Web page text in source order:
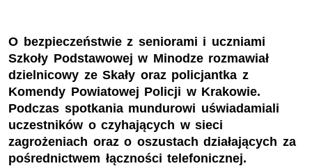
O bezpieczeństwie z seniorami i uczniami
Szkoły Podstawowej w Minodze rozmawiał
dzielnicowy ze Skały oraz policjantka z
Komendy Powiatowej Policji w Krakowie.
Podczas spotkania mundurowi uświadamiali
uczestników o czyhających w sieci
zagrożeniach oraz o oszustach działających za
pośrednictwem łączności telefonicznej.